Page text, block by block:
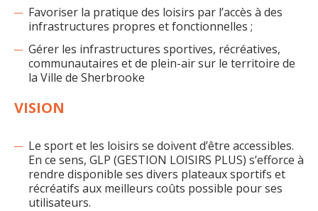
Favoriser la pratique des loisirs par l’accès à des
infrastructures propres et fonctionnelles ;
Gérer les infrastructures sportives, récréatives,
communautaires et de plein-air sur le territoire de
la Ville de Sherbrooke
VISION
Le sport et les loisirs se doivent d’être accessibles.
En ce sens, GLP (GESTION LOISIRS PLUS) s’efforce à
rendre disponible ses divers plateaux sportifs et
récréatifs aux meilleurs coûts possible pour ses
utilisateurs.